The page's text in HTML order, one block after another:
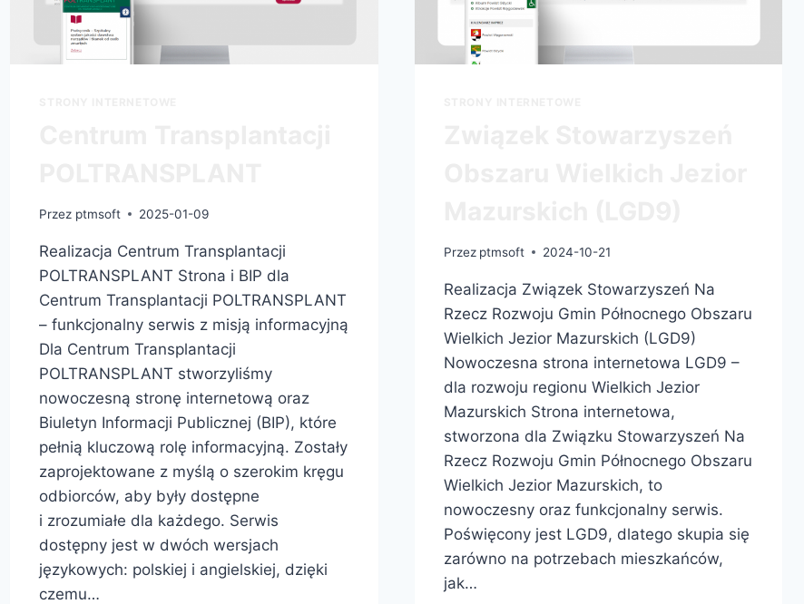
Przez ptmsoft 2025-01-09
Realizacja Centrum Transplantacji
POLTRANSPLANT Strona i BIP dla
Centrum Transplantacji POLTRANSPLANT
– funkcjonalny serwis z misją informacyjną
Dla Centrum Transplantacji
POLTRANSPLANT stworzyliśmy
nowoczesną stronę internetową oraz
Biuletyn Informacji Publicznej (BIP), które
pełnią kluczową rolę informacyjną. Zostały
zaprojektowane z myślą o szerokim kręgu
odbiorców, aby były dostępne
i zrozumiałe dla każdego. Serwis
dostępny jest w dwóch wersjach
językowych: polskiej i angielskiej, dzięki
czemu…
Przez ptmsoft 2024-10-21
Realizacja Związek Stowarzyszeń Na
Rzecz Rozwoju Gmin Północnego Obszaru
Wielkich Jezior Mazurskich (LGD9)
Nowoczesna strona internetowa LGD9 –
dla rozwoju regionu Wielkich Jezior
Mazurskich Strona internetowa,
stworzona dla Związku Stowarzyszeń Na
Rzecz Rozwoju Gmin Północnego Obszaru
Wielkich Jezior Mazurskich, to
nowoczesny oraz funkcjonalny serwis.
Poświęcony jest LGD9, dlatego skupia się
zarówno na potrzebach mieszkańców,
jak…